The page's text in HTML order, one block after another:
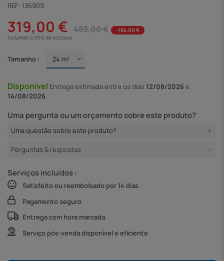
REF: 136909
319,00 € 483,00 €
-164,00 €
Incluindo 0,00 € de ecotaxa
Tamanho :
Disponível Entregaestimada entre os dias 12/08/2026e
14/08/2026
Uma pergunta ou um orçamento sobre este produto?
Uma questão sobre este produto?
Perguntas & respostas
Serviços incluídos :
Satisfeito ou reembolsado por 14 dias
Pagamento seguro
Entrega com hora marcada
Serviço pós-venda disponível e eficiente